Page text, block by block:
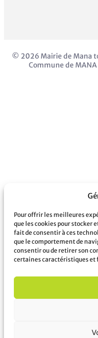
Pour offrir les meilleures
que les cookies pour stocker
fait de consentir à ces
que le comportement de
consentir ou de retirer son
certaines caractéristiques et
© 2026 Mairie de Mana
Commune de